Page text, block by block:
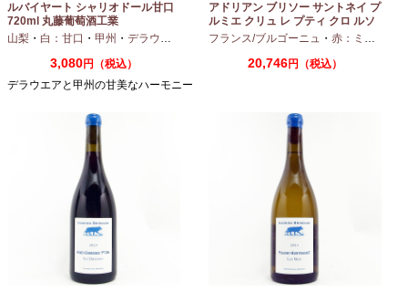
ルバイヤート シャリオドール甘口
720ml 丸藤葡萄酒工業
山梨 ・ 白：甘口 ・ 甲州 ・ デラウエア
3,080円（税込）
デラウエアと甲州の甘美なハーモニー
アドリアン ブリソー サントネイ プ
ルミエ クリュ レ プティ クロ ルソ
ー 2024 750ml
フランス/ブルゴーニュ ・ 赤：ミディアムボディ
20,746円（税込）